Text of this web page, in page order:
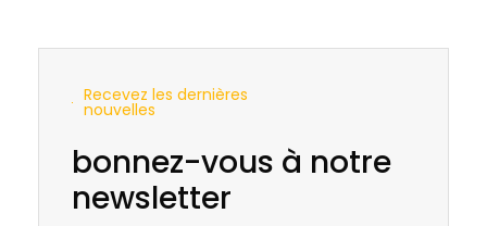
Recevez les dernières
nouvelles
bonnez-vous à notre
newsletter